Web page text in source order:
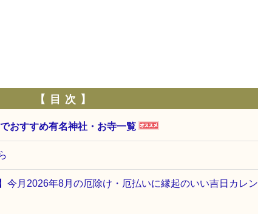
【 目 次 】
おすすめ有名神社・お寺一覧
今月2026年8月の厄除け・厄払いに縁起のいい吉日カレン